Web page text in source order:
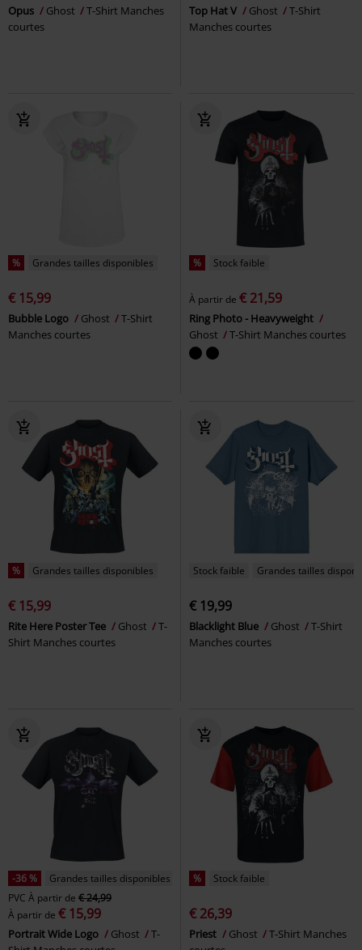
Opus Ghost
T-Shirt Manches
courtes
Top Hat V Ghost
T-Shirt
Manches courtes
% Grandes tailles disponibles
€ 15,99
Bubble Logo Ghost
T-Shirt
Manches courtes
% Stock faible
À partir de € 21,59
Ring Photo - Heavyweight
Ghost
T-Shirt Manches courtes
% Grandes tailles disponibles
€ 15,99
Rite Here Poster Tee Ghost
T-
Shirt Manches courtes
Stock faible Grandes tailles
€ 19,99
Blacklight Blue Ghost
T-Shirt
Manches courtes
-36 %
Grandes tailles disponibles
PVC À partir de € 24,99
À partir de € 15,99
Portrait Wide Logo Ghost
T-
% Stock faible
€ 26,39
Priest Ghost
T-Shirt Manches